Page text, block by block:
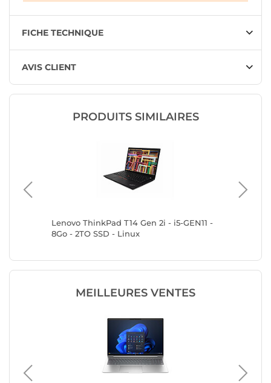
FICHE TECHNIQUE
AVIS CLIENT
PRODUITS SIMILAIRES
Lenovo ThinkPad T14 Gen 2i - i5-GEN11 -
8Go - 2TO SSD - Linux
MEILLEURES VENTES